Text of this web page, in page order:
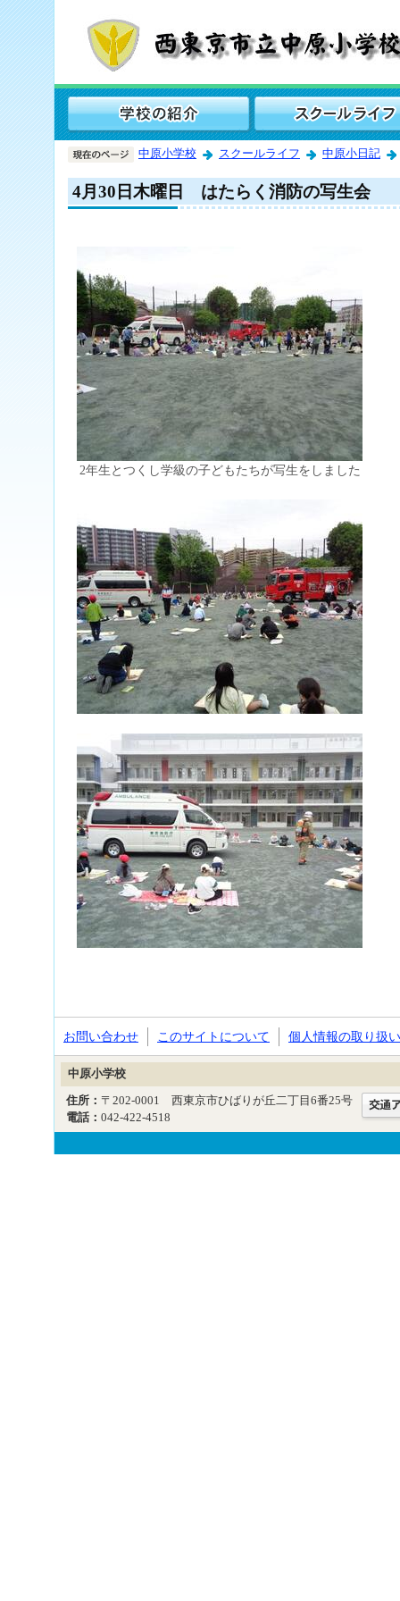
中原小学校 スクールライフ 中原小日記
4月30日木曜日 はたらく消防の写生会
2年生とつくし学級の子どもたちが写生をしました
お問い合わせ このサイトについて 個人情報の取り扱い
中原小学校
住所： 〒202-0001 西東京市ひばりが丘二丁目6番25号
電話： 042-422-4518